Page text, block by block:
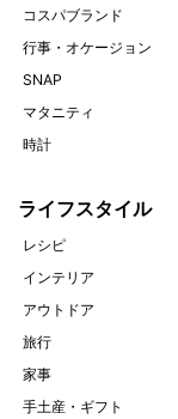
コスパブランド
行事・オケージョン
SNAP
マタニティ
時計
ライフスタイル
レシピ
インテリア
アウトドア
旅行
家事
手土産・ギフト